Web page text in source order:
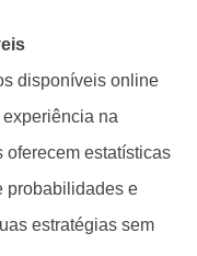
disponíveis online
na
oferecem estatísticas
probabilidades e
estratégias sem